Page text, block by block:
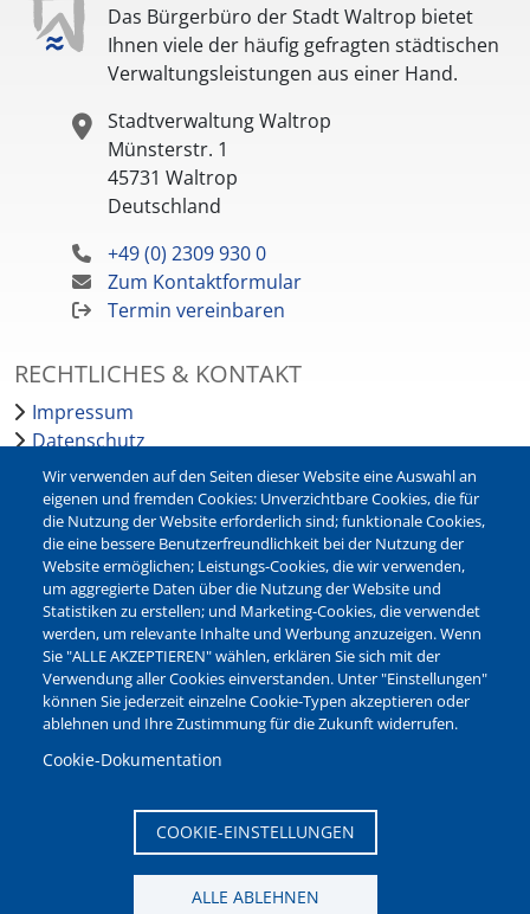
Das Bürgerbüro der Stadt Waltrop bietet
Ihnen viele der häufig gefragten städtischen
Verwaltungsleistungen aus einer Hand.
Stadtverwaltung Waltrop
Münsterstr. 1
45731 Waltrop
Deutschland
+49 (0) 2309 930 0
Zum Kontaktformular
Termin vereinbaren
RECHTLICHES & KONTAKT
Impressum
Datenschutz
Barrierefreiheit
Leichte Sprache
Bankverbindungen
Pressestelle
Kontakt
NEWSLETTER
Jetzt die verschiedenen Newsletter der Stadt Waltrop
abonnieren:
Newsletter verwalten
Wir verwenden auf den Seiten dieser Website eine Auswahl an
eigenen und fremden Cookies: Unverzichtbare Cookies, die für
die Nutzung der Website erforderlich sind; funktionale Cookies,
die eine bessere Benutzerfreundlichkeit bei der Nutzung der
Website ermöglichen; Leistungs-Cookies, die wir verwenden,
um aggregierte Daten über die Nutzung der Website und
Statistiken zu erstellen; und Marketing-Cookies, die verwendet
werden, um relevante Inhalte und Werbung anzuzeigen. Wenn
Sie "ALLE AKZEPTIEREN" wählen, erklären Sie sich mit der
Verwendung aller Cookies einverstanden. Unter "Einstellungen"
können Sie jederzeit einzelne Cookie-Typen akzeptieren oder
ablehnen und Ihre Zustimmung für die Zukunft widerrufen.
Cookie-Dokumentation
COOKIE-EINSTELLUNGEN
ALLE ABLEHNEN